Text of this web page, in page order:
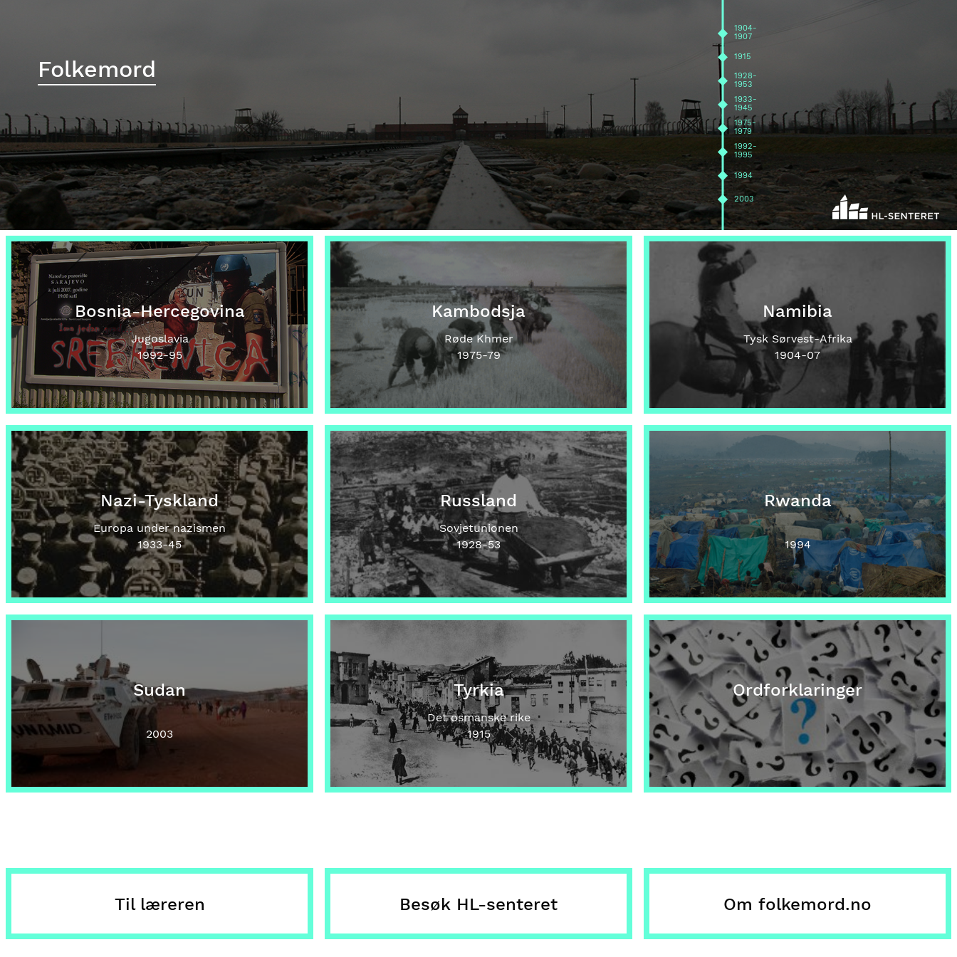
Folkemord
1904-
1907
1915
1928-
1953
1933-
1945
1975-
1979
1992-
1995
1994
2003
Bosnia-Hercegovina
Jugoslavia
1992-95
Kambodsja
Røde Khmer
1975-79
Namibia
Tysk Sørvest-Afrika
1904-07
Nazi-Tyskland
Europa under nazismen
1933-45
Russland
Sovjetunionen
1928-53
Rwanda
1994
Sudan
2003
Tyrkia
Det osmanske rike
1915
Ordforklaringer
Til læreren Besøk HL-senteret Om folkemord.no